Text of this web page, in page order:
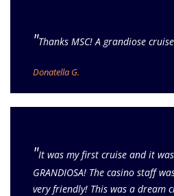
"Thanks MSC! A grandiose
Donatella G.
"It was my first cruise and it
GRANDIOSA! The casino staff
very friendly! This was a dream